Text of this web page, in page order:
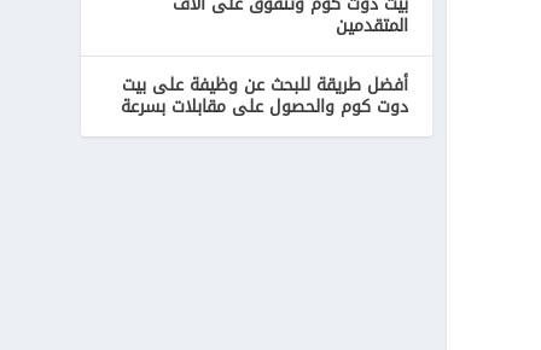
المتقدمين
أفضل طريقة للبحث عن وظيفة على بيت
دوت كوم والحصول على مقابلات بسرعة